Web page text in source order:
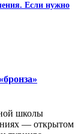
Если нужно
школы
— открытом